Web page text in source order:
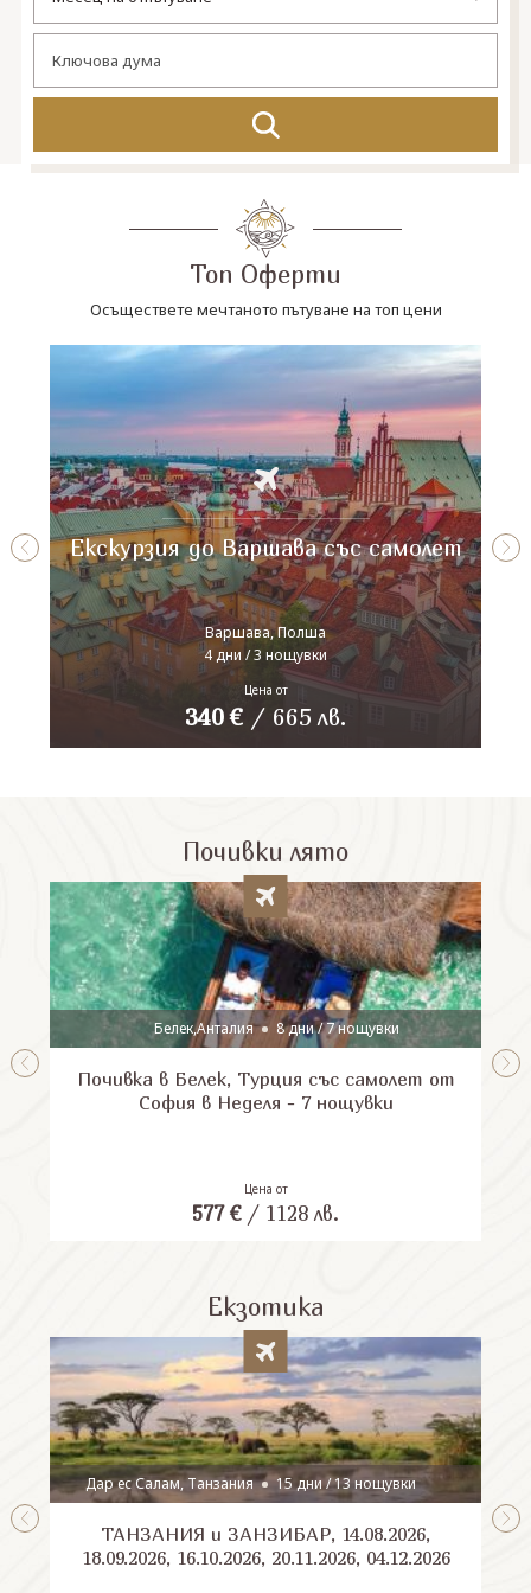
Топ Оферти
Осъществете мечтаното пътуване на топ цени
Екскурзия до Варшава със самолет
Варшава, Полша
4 дни / 3 нощувки
Цена от
340 € / 665 лв.
Почивки лято
Белек,Анталия 8 дни / 7 нощувки
Почивка в Белек, Турция със самолет от
София в Неделя - 7 нощувки
Цена от
577 €/ 1128 лв.
Екзотика
Дар ес Салам, Танзания 15 дни / 13 нощувки
ТАНЗАНИЯ и ЗАНЗИБАР, 14.08.2026,
18.09.2026, 16.10.2026, 20.11.2026, 04.12.2026